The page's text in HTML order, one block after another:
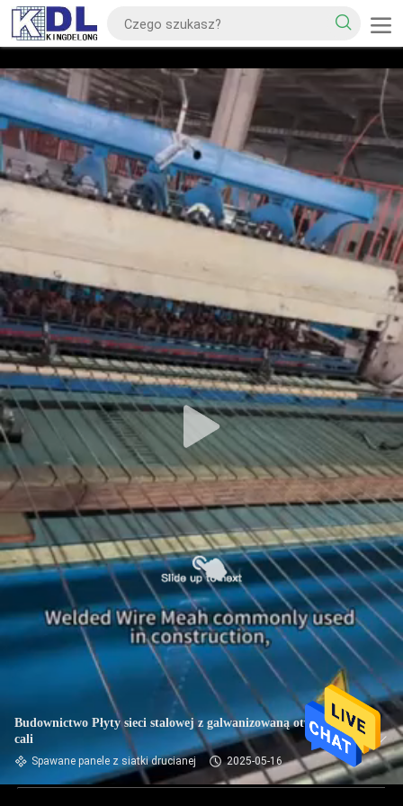
Budownictwo Płyty sieci stalowej z galwanizowaną otworem 3
cali
Spawane panele z siatki drucianej 2025-05-16